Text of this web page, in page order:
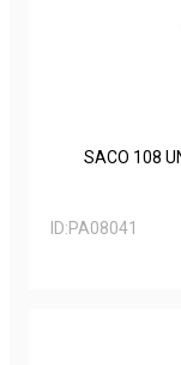
SACO 108
ID:PA08041